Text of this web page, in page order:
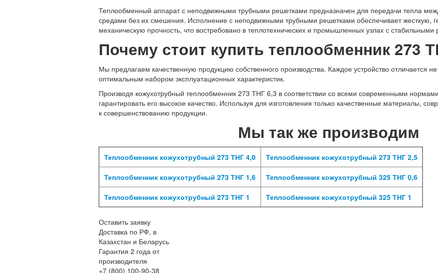
Теплообменный аппарат с неподвижными трубными решетками предназначен для передачи тепла
средами без их смешения. Исполнение с неподвижными трубными решетками обеспечивает жесткую,
механическую прочность, что востребовано в теплотехнических и промышленных узлах с
Почему стоит купить теплообменник 273
Мы предлагаем качественную продукцию собственного производства. Каждое устройство отличается
оптимальным набором эксплуатационных характеристик.
Производя кожухотрубный теплообменник 273 ТНГ 6,3 в соответствии со всеми современными
гарантировать его высокое качество. Используя для изготовления только качественные материалы,
к совершенствованию продукции.
Мы так же производим
Теплообменник кожухотрубный 273 ТНГ 4,0 Теплообменник кожухотрубный 273 ТНГ 2,5
Теплообменник кожухотрубный 273 ТНГ 1,6 Теплообменник кожухотрубный 325 ТНГ 0,6
Теплообменник кожухотрубный 273 ТНГ 1 Теплообменник кожухотрубный 325 ТНГ 1
Оставить заявку
Доставка по РФ, в
Казахстан и Беларусь
Гарантия 2 года от
производителя
+7 (800) 100-90-38